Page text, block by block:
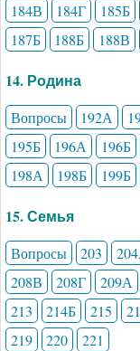
184В
184Г 185Б
187Б
188Б 188В
14. Родина
Вопросы 192А
195Б
196А 196Б
198А
198Б 199Б
15. Семья
Вопросы 203
208В
208Г 209А
213
214Б 215
219
220 221